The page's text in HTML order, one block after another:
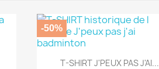
Aperçu rapide
T-SHIRT J'PEUX PAS J'AI...
-50%